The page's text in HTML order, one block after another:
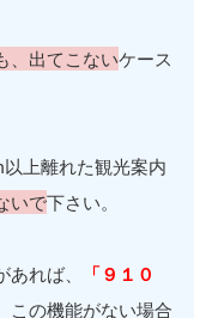
n
、出てこないケース
上離れた観光案内
いで下さい。
れば、
「９１０
この機能がない場合